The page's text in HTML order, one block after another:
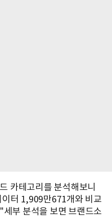
카테고리를 분석해보니
터 1,909만671개와 비교
부 분석을 보면 브랜드소